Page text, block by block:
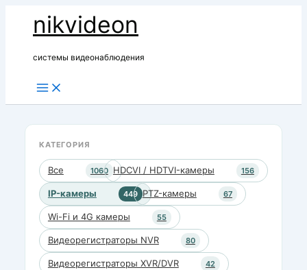
nikvideon
системы видеонаблюдения
КАТЕГОРИЯ
Все 1060 HDCVI / HDTVI-камеры 156
IP-камеры 449 PTZ-камеры 67
Wi-Fi и 4G камеры 55
Видеорегистраторы NVR 80
Видеорегистраторы XVR/DVR 42